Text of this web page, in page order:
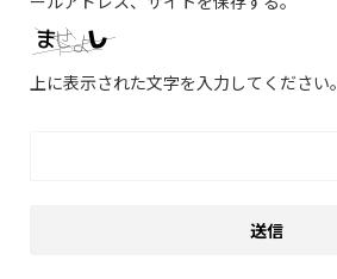
上に表示された文字を入力してください。